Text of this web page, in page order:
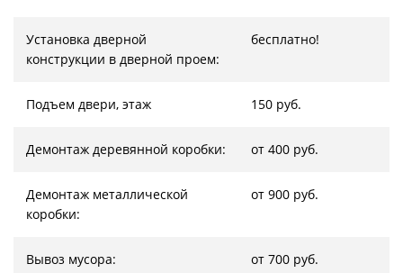
Установка дверной
конструкции в дверной проем:
бесплатно!
Подъем двери, этаж 150 руб.
Демонтаж деревянной коробки: от 400 руб.
Демонтаж металлической
коробки:
от 900 руб.
Вывоз мусора: от 700 руб.